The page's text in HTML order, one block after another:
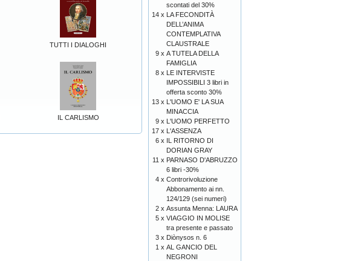
TUTTI I DIALOGHI
IL CARLISMO
scontati del 30%
14 x LA FECONDITÀ
DELL’ANIMA
CONTEMPLATIVA
CLAUSTRALE
9 x A TUTELA DELLA
FAMIGLIA
8 x LE INTERVISTE
IMPOSSIBILI 3 libri in
offerta sconto 30%
13 x L'UOMO E' LA SUA
MINACCIA
9 x L'UOMO PERFETTO
17 x L'ASSENZA
6 x IL RITORNO DI
DORIAN GRAY
11 x PARNASO D'ABRUZZO
6 libri -30%
4 x Controrivoluzione
Abbonamento ai nn.
124/129 (sei numeri)
2 x Assunta Menna: LAURA
5 x VIAGGIO IN MOLISE
tra presente e passato
3 x Diònysos n. 6
1 x AL GANCIO DEL
NEGRONI